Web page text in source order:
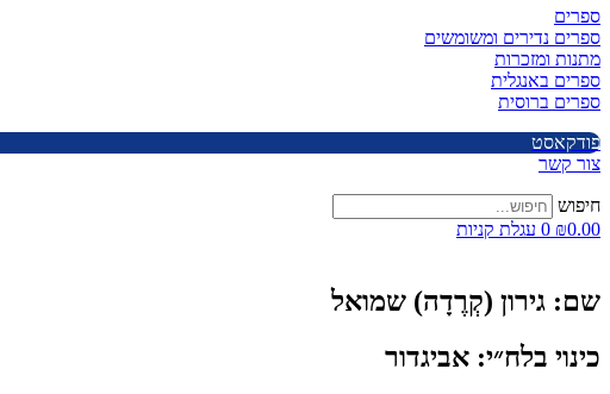
ספרים
ספרים נדירים ומשומשים
מתנות ומזכרות
ספרים באנגלית
ספרים ברוסית
פודקאסט
צור קשר
חיפוש
₪0.00
0 עגלת קניות
שם: גירון (קְרֶדָה) שמואל
כינוי בלח״י: אביגדור